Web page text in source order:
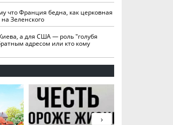
что Франция бедна, как церковная
Зеленского
а для США — роль "голубя
адресом или кто кому
›